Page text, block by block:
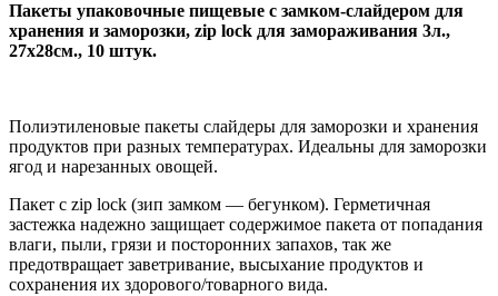
Пакеты упаковочные пищевые с замком-слайдером для
хранения и заморозки, zip lock для замораживания 3л.,
27х28см., 10 штук.
Полиэтиленовые пакеты слайдеры для заморозки и хранения
продуктов при разных температурах. Идеальны для заморозки
ягод и нарезанных овощей.
Пакет с zip lock (зип замком — бегунком). Герметичная
застежка надежно защищает содержимое пакета от попадания
влаги, пыли, грязи и посторонних запахов, так же
предотвращает заветривание, высыхание продуктов и
сохранения их здорового/товарного вида.